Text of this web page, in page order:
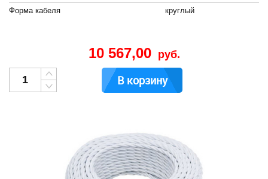
Форма кабеля
круглый
10 567,00 руб.
В корзину